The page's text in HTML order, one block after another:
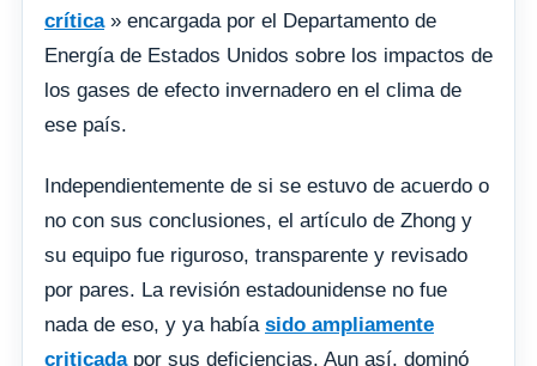
crítica» encargada por el Departamento de
Energía de Estados Unidos sobre los impactos de
los gases de efecto invernadero en el clima de
ese país.
Independientemente de si se estuvo de acuerdo o
no con sus conclusiones, el artículo de Zhong y
su equipo fue riguroso, transparente y revisado
por pares. La revisión estadounidense no fue
nada de eso, y ya había sido ampliamente
criticadapor sus deficiencias. Aun así, dominó